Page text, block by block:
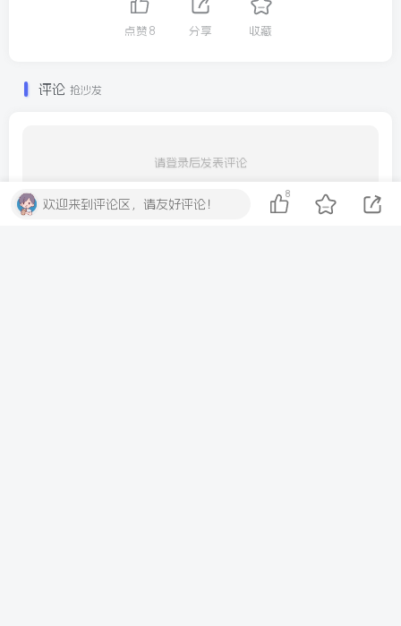
点赞 8 分享 收藏
评论 抢沙发
请登录后发表评论
登录 注册
欢迎来到评论区，请友好评论！
8